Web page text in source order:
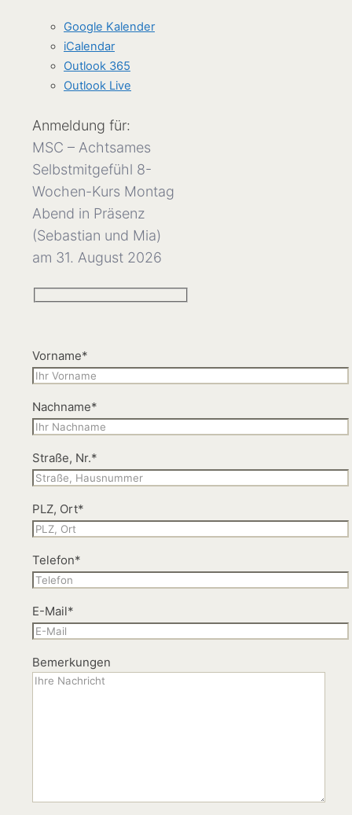
Google Kalender
iCalendar
Outlook 365
Outlook Live
Anmeldung für:
MSC – Achtsames
Selbstmitgefühl 8-
Wochen-Kurs Montag
Abend in Präsenz
(Sebastian und Mia)
am 31. August 2026
Vorname*
Nachname*
Straße, Nr.*
PLZ, Ort*
Telefon*
E-Mail*
Bemerkungen